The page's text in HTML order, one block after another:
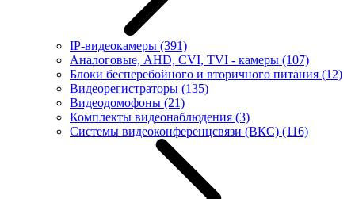
IP-видеокамеры (391)
Аналоговые, AHD, CVI, TVI - камеры (107)
Блоки бесперебойного и вторичного питания (12)
Видеорегистраторы (135)
Видеодомофоны (21)
Комплекты видеонаблюдения (3)
Системы видеоконференцсвязи (ВКС) (116)